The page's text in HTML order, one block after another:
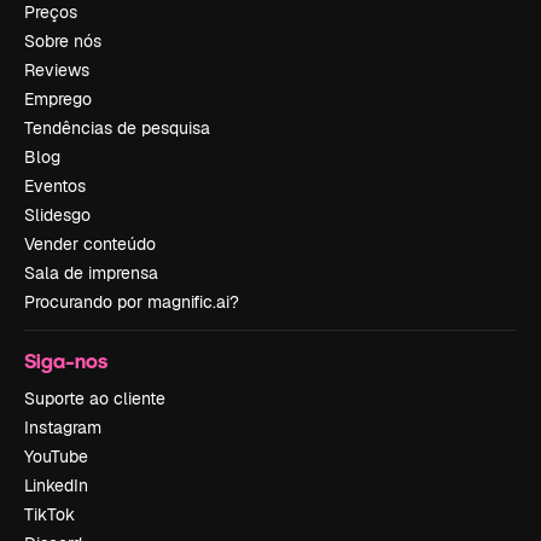
Preços
Sobre nós
Reviews
Emprego
Tendências de pesquisa
Blog
Eventos
Slidesgo
Vender conteúdo
Sala de imprensa
Procurando por magnific.ai?
Siga-nos
Suporte ao cliente
Instagram
YouTube
LinkedIn
TikTok